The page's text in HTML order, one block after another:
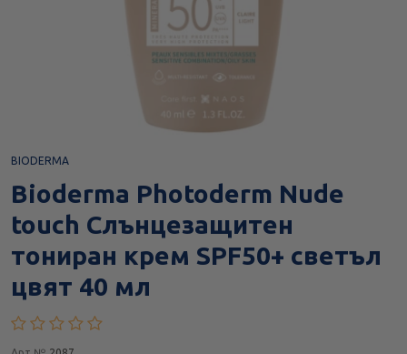
BIODERMA
Bioderma Photoderm Nude
touch Слънцезащитен
тониран крем SPF50+ светъл
цвят 40 мл